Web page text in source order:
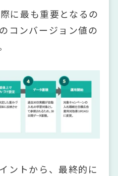
に最も重要となるの
コンバージョン値の
ントから、最終的に